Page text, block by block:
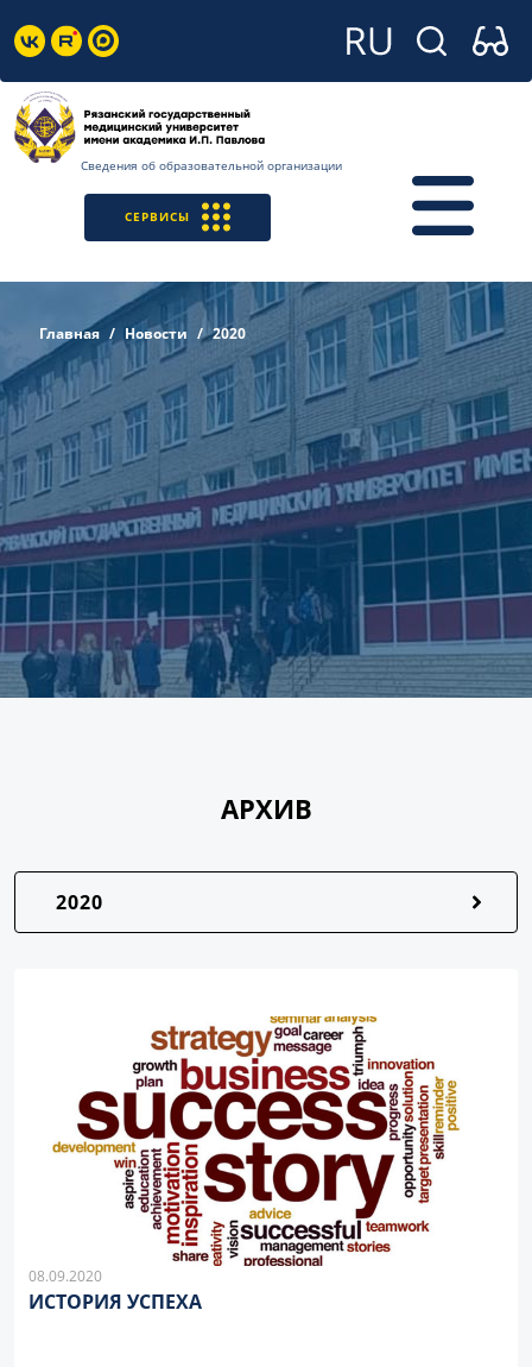
Сведения об образовательной организации
СЕРВИСЫ
Главная Новости 2020
АРХИВ
2020
08.09.2020
ИСТОРИЯ УСПЕХА